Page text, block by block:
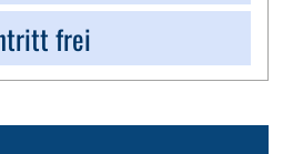
frei